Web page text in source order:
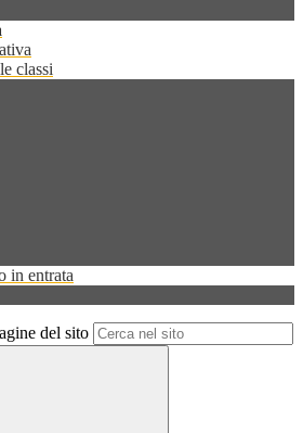
classi
in entrata
del sito